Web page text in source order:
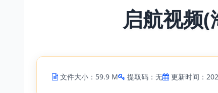
启航视频
文件大小：59.9 M 提取码：无 更新时间：